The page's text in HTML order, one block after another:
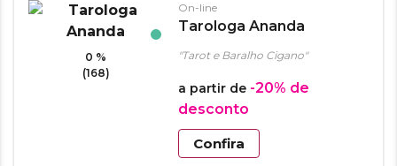
0 %
(168)
On-line
Tarologa Ananda
"Tarot e Baralho Cigano"
a partir de -20% de
desconto
Confira